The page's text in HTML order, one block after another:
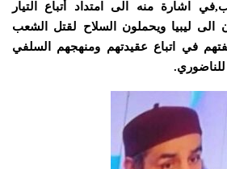
اشارة منه الى امتداد أتباع التيار
الى ليبيا ويحملون السلاح لقتل الشعب
في اتباع عقيدتهم ومنهجهم السلفي